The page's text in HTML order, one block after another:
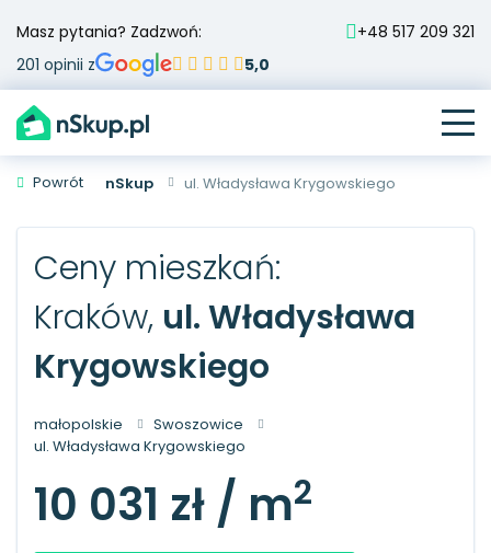
201 opinii z 5,0
Masz pytania? Zadzwoń: +48 517 209 321
Powrót nSkup ul. Władysława Krygowskiego
Ceny mieszkań:
Kraków, ul. Władysława
Krygowskiego
małopolskie
Swoszowice
ul. Władysława Krygowskiego
10 031 zł / m2